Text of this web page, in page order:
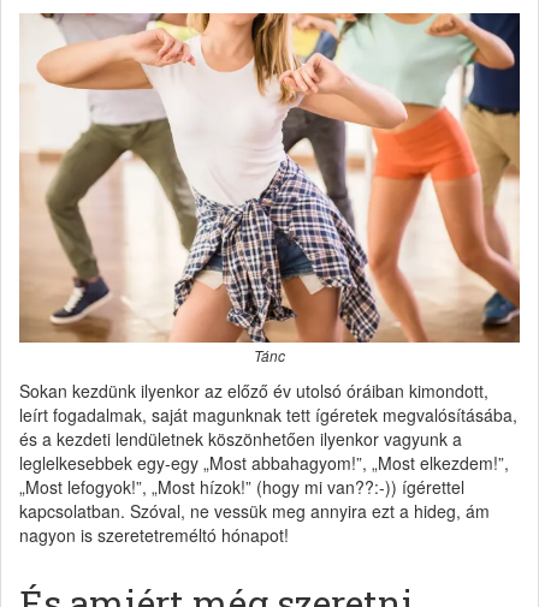
Tánc
Sokan kezdünk ilyenkor az előző év utolsó óráiban kimondott,
leírt fogadalmak, saját magunknak tett ígéretek megvalósításába,
és a kezdeti lendületnek köszönhetően ilyenkor vagyunk a
leglelkesebbek egy-egy „Most abbahagyom!”, „Most elkezdem!”,
„Most lefogyok!”, „Most hízok!” (hogy mi van??:-)) ígérettel
kapcsolatban. Szóval, ne vessük meg annyira ezt a hideg, ám
nagyon is szeretetreméltó hónapot!